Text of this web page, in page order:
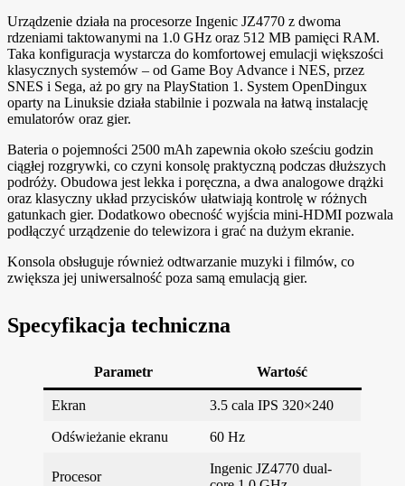
Urządzenie działa na procesorze Ingenic JZ4770 z dwoma
rdzeniami taktowanymi na 1.0 GHz oraz 512 MB pamięci RAM.
Taka konfiguracja wystarcza do komfortowej emulacji większości
klasycznych systemów – od Game Boy Advance i NES, przez
SNES i Sega, aż po gry na PlayStation 1. System OpenDingux
oparty na Linuksie działa stabilnie i pozwala na łatwą instalację
emulatorów oraz gier.
Bateria o pojemności 2500 mAh zapewnia około sześciu godzin
ciągłej rozgrywki, co czyni konsolę praktyczną podczas dłuższych
podróży. Obudowa jest lekka i poręczna, a dwa analogowe drążki
oraz klasyczny układ przycisków ułatwiają kontrolę w różnych
gatunkach gier. Dodatkowo obecność wyjścia mini-HDMI pozwala
podłączyć urządzenie do telewizora i grać na dużym ekranie.
Konsola obsługuje również odtwarzanie muzyki i filmów, co
zwiększa jej uniwersalność poza samą emulacją gier.
Specyfikacja techniczna
Parametr Wartość
Ekran 3.5 cala IPS 320×240
Odświeżanie ekranu 60 Hz
Procesor
Ingenic JZ4770 dual-